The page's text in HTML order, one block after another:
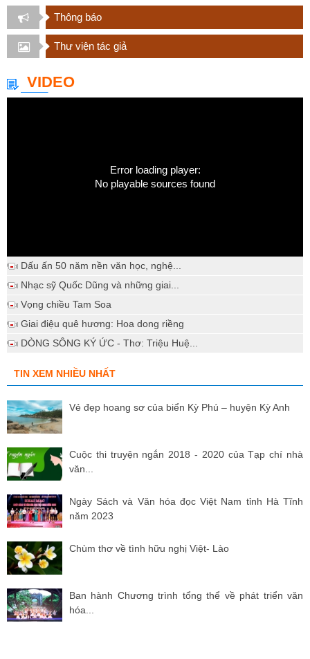
Thông báo
Thư viện tác giả
VIDEO
Error loading player:
No playable sources found
Dấu ấn 50 năm nền văn học, nghệ...
Nhạc sỹ Quốc Dũng và những giai...
Vọng chiều Tam Soa
Giai điệu quê hương: Hoa dong riềng
DÒNG SÔNG KÝ ỨC - Thơ: Triệu Huệ...
TIN XEM NHIỀU NHẤT
Vẻ đẹp hoang sơ của biển Kỳ Phú – huyện Kỳ Anh
Cuộc thi truyện ngắn 2018 - 2020 của Tạp chí nhà
văn...
Ngày Sách và Văn hóa đọc Việt Nam tỉnh Hà Tĩnh
năm 2023
Chùm thơ về tình hữu nghị Việt- Lào
Ban hành Chương trình tổng thể về phát triển văn
hóa...